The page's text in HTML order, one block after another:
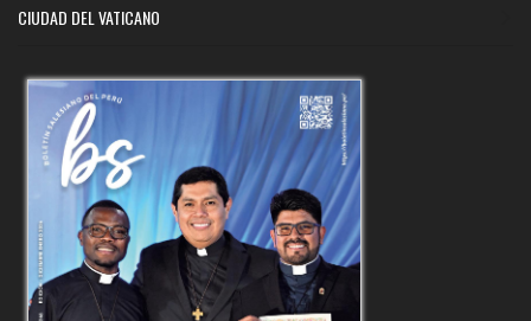
CIUDAD DEL VATICANO